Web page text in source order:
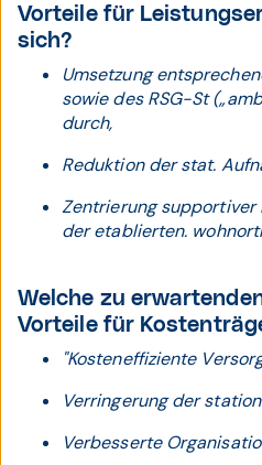
Vorteile für
sich?
Umsetzung
sowie des RSG-St
durch,
Reduktion der stat.
Zentrierung supportiver
der etablierten.
Welche zu
Vorteile für
"Kosteneffiziente
Verringerung der
Verbesserte